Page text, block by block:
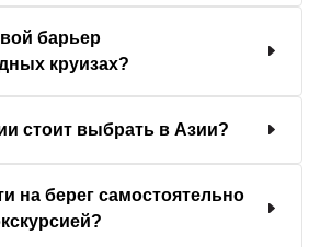
барьер
круизах?
стоит выбрать в Азии?
на берег самостоятельно